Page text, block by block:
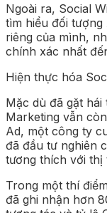
Ngoài ra, Social
tìm hiểu đối
riêng của mình,
chính xác nhất
Hiện thực hóa
Mặc dù đã gặt
Marketing vẫn
Ad, một công ty
đã đầu tư nghiên
tương thích với
Trong một thí
đã ghi nhận hơn